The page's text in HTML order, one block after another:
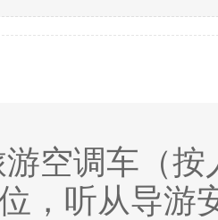
空调车（
，听从导游